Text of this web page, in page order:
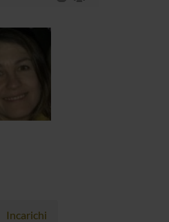
Incarichi